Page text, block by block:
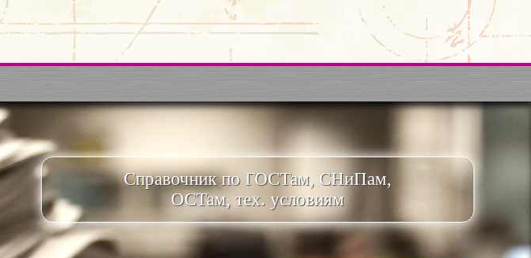
Справочник по ГОСТам, СНиПам,
ОСТам, тех. условиям